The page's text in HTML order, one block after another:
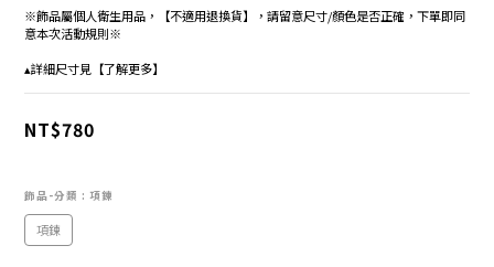
※飾品屬個人衛生用品，【不適用退換貨】，請留意尺寸/顏色是否正確，下單即同
意本次活動規則※
▴詳細尺寸見【了解更多】
NT$780
飾品-分類 : 項鍊
項鍊